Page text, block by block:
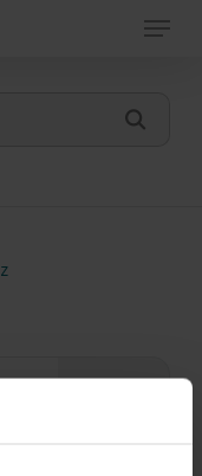
Menu